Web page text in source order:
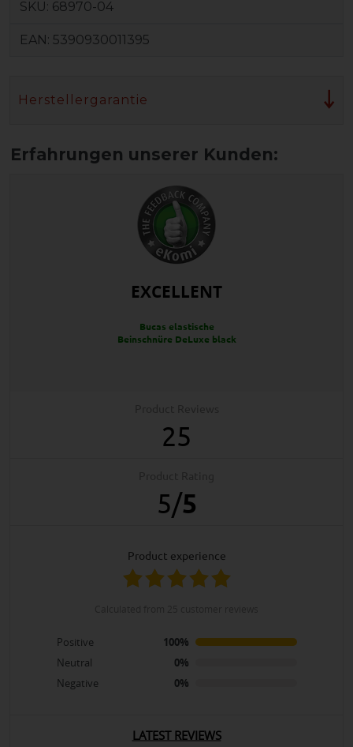
SKU: 68970-04
EAN: 5390930011395
Herstellergarantie
EXCELLENT
Bucas elastische
Beinschnüre DeLuxe black
25
5/5
product experience
Positive
100%
Neutral
0%
Negative
0%
LATEST REVIEWS